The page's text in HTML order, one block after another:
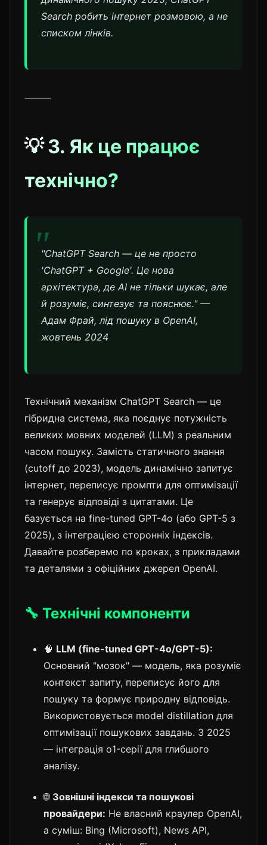
Search робить інтернет розмовою, а не
списком лінків.
⸻
💡 3. Як це працює
технічно?
"ChatGPT Search — це не просто
'ChatGPT + Google'. Це нова
архітектура, де AI не тільки шукає, але
й розуміє, синтезує та пояснює." —
Адам Фрай, лід пошуку в OpenAI,
жовтень 2024
Технічний механізм ChatGPT Search — це
гібридна система, яка поєднує потужність
великих мовних моделей (LLM) з реальним
часом пошуку. Замість статичного знання
(cutoff до 2023), модель динамічно запитує
інтернет, переписує промпти для оптимізації
та генерує відповіді з цитатами. Це
базується на fine-tuned GPT-4o (або GPT-5 з
2025), з інтеграцією сторонніх індексів.
Давайте розберемо по кроках, з прикладами
та деталями з офіційних джерел OpenAI.
🔧 Технічні компоненти
🧠 LLM (fine-tuned GPT-4o/GPT-5):
Основний "мозок" — модель, яка розуміє
контекст запиту, переписує його для
пошуку та формує природну відповідь.
Використовується model distillation для
оптимізації пошукових завдань. З 2025
— інтеграція o1-серії для глибшого
аналізу.
🌐 Зовнішні індекси та пошукові
провайдери: Не власний краулер OpenAI,
а суміш: Bing (Microsoft), News API,